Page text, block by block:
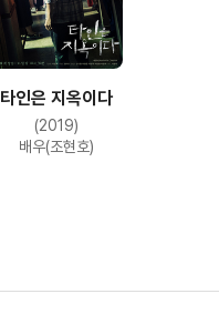
타인은 지옥이다
(2019)
배우(조현호)